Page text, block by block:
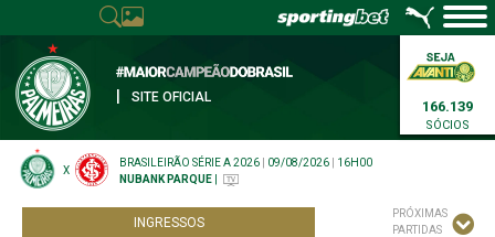
SITE OFICIAL
166.139
SÓCIOS
X
BRASILEIRÃO SÉRIE A 2026 09/08/2026
16H00
NUBANK PARQUE
INGRESSOS
PRÓXIMAS
PARTIDAS